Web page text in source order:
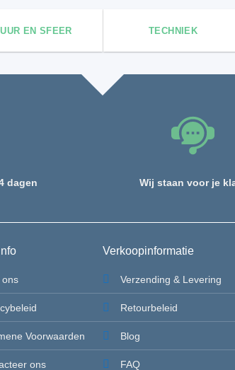
EN SFEER TECHNIEK
dagen Wij staan voor je
ons
Voorwaarden
ons
Verkoopinformatie
Verzending & Levering
Retourbeleid
Blog
FAQ